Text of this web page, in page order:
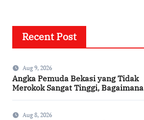
Recent Post
Aug 9, 2026
Angka Pemuda Bekasi yang Tidak
Merokok Sangat Tinggi, Bagaimana
Aug 8, 2026